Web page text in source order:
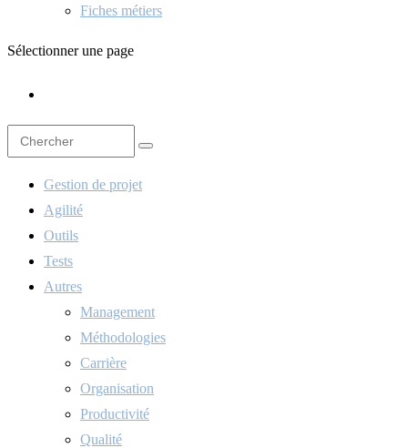
Fiches métiers
Sélectionner une page
Gestion de projet
Agilité
Outils
Tests
Autres
Management
Méthodologies
Carrière
Organisation
Productivité
Qualité